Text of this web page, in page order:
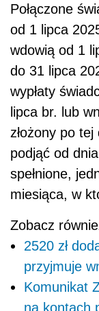
Połączone
od 1 lipca
wdowią od 1
do 31 lipca
wypłaty
lipca br. lub
złożony po
podjąć od
spełnione,
miesiąca, w
Zobacz
2520 zł
przyjmuje
Komunikat
na kontach